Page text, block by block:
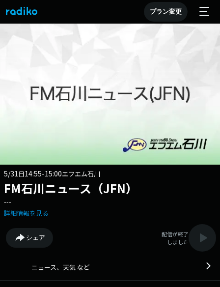
プラン変更
5/31 日14:55-15:00エフエム石川
FM石川ニュース（JFN）
---
詳細情報を見る
シェア
配信が終了
しました
ニュース、天気 など